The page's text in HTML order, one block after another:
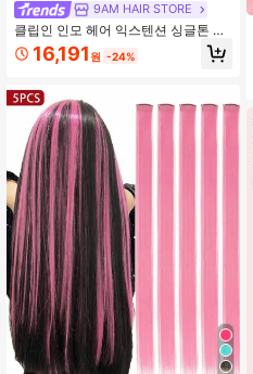
9AM HAIR STORE
클립인 인모 헤어 익스텐션 싱글톤 4#
미디엄 브라운 다양한 사이즈 선택 가
능 더블 위프트 인비저블 심리스 클립
링 가능 재사용 가능 풀헤드 볼륨용 얇
은 모발 여성 데일리 살롱 파티 헤어스
타일
16,191 원 -24%